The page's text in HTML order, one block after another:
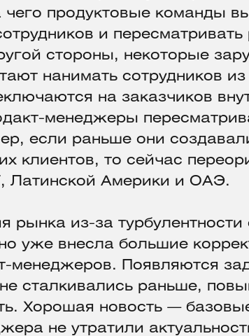
чего продуктовые команды
и пересматривать
стороны, некоторые
нанимать сотрудников
на заказчиков
менеджеры
если раньше они
клиентов, то сейчас
Латинской Америки и ОАЭ.
рынка из-за
уже внесла большие
менеджеров. Появляются
сталкивались раньше,
Хорошая новость —
не утратили